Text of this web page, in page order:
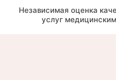
Независимая оценка
услуг